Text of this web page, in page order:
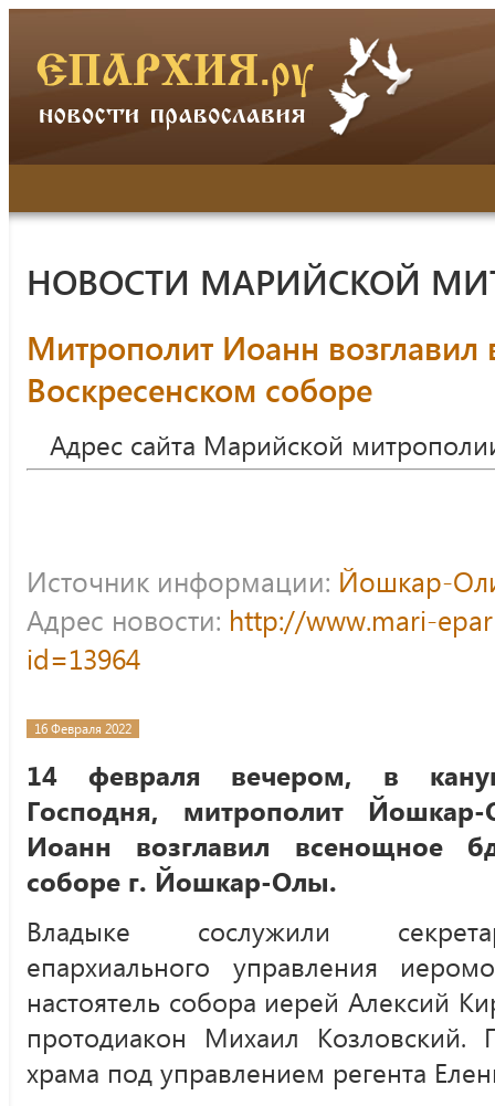
НОВОСТИ МАРИЙСКОЙ
Митрополит Иоанн
Воскресенском соборе
Адрес сайта Марийской
Источник информации: Йошкар-
Адрес новости: http://www.mari-
id=13964
16 Февраля 2022
14 февраля вечером, в
Господня, митрополит
Иоанн возглавил всенощное
соборе г. Йошкар-Олы.
Владыке сослужили
епархиального управления
настоятель собора иерей Алексий
протодиакон Михаил Козловский.
храма под управлением регента